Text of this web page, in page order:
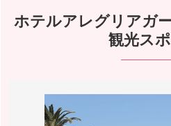
ホテルアレグリアガ
観光ス